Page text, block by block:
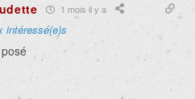
1 mois il y a
intéressé(e)s